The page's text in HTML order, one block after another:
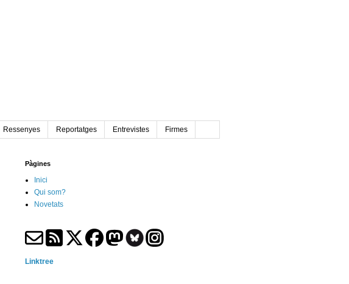
Ressenyes Reportatges Entrevistes Firmes
Pàgines
Inici
Qui som?
Novetats
Linktree